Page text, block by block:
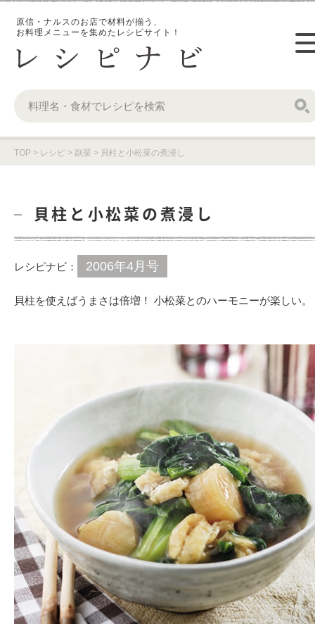
原信・ナルスのお店で材料が揃う、
お料理メニューを集めたレシピサイト！
TOP > レシピ > 副菜 > 貝柱と小松菜の煮浸し
貝柱と小松菜の煮浸し
レシピナビ： 2006年4月号
貝柱を使えばうまさは倍増！ 小松菜とのハーモニーが楽しい。